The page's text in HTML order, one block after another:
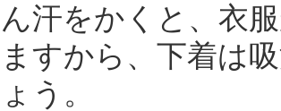
汗をかくと、衣
すから、下着は
う。